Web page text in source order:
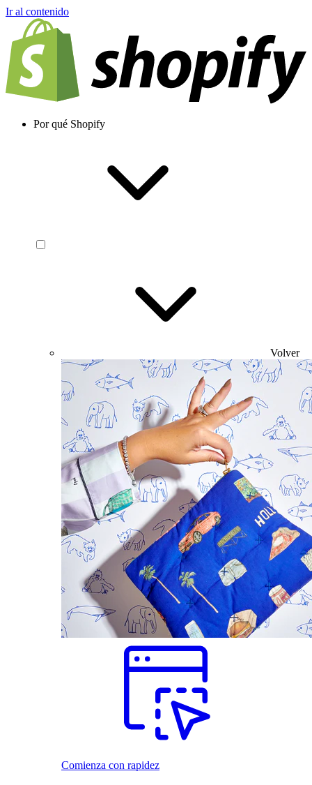
Ir al contenido
Por qué Shopify
Volver
Comienza con rapidez